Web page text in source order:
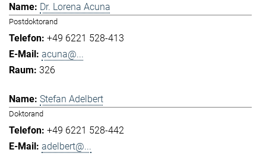
Dr. Lorena Acuna
Postdoktorand
+49 6221 528-413
acuna@...
326
Stefan Adelbert
Doktorand
+49 6221 528-442
adelbert@...